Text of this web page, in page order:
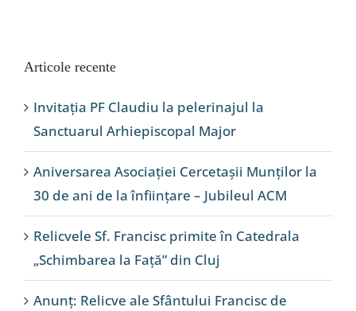
Articole recente
Invitația PF Claudiu la pelerinajul la
Sanctuarul Arhiepiscopal Major
Aniversarea Asociației Cercetașii Munților la
30 de ani de la înființare – Jubileul ACM
Relicvele Sf. Francisc primite în Catedrala
„Schimbarea la Față” din Cluj
Anunț: Relicve ale Sfântului Francisc de